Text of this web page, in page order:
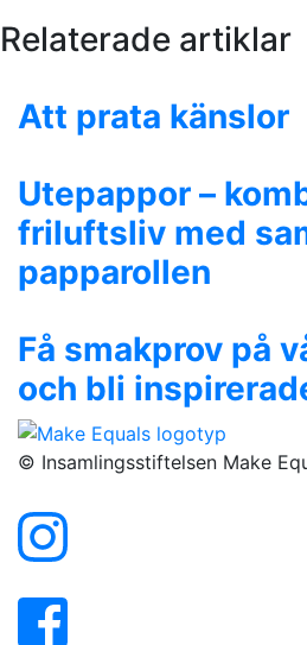
Relaterade artiklar
Att prata känslor
Utepappor –
friluftsliv med
papparollen
Få smakprov på
och bli
© Insamlingsstiftelsen Make